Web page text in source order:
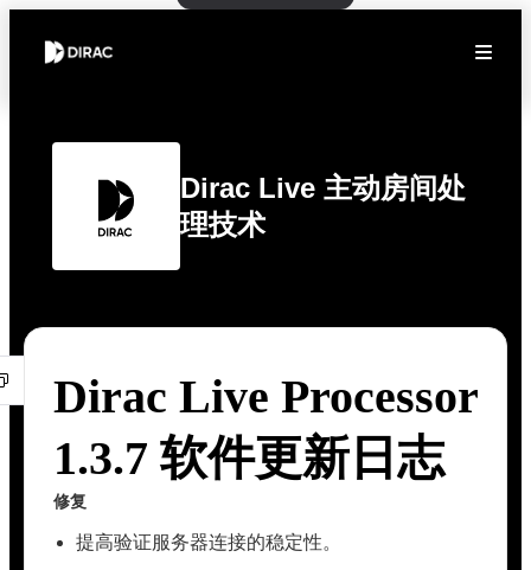
Dirac Live 主动房间处
理技术
Dirac Live Processor
1.3.7 软件更新日志
修复
提高验证服务器连接的稳定性。